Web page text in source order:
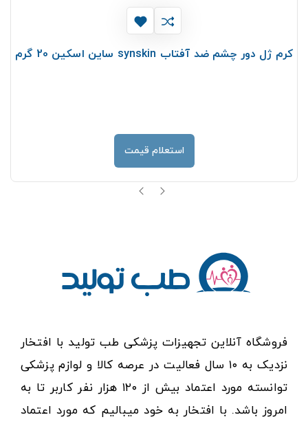
کرم ژل دور چشم ضد آفتاب synskin ساین اسکین 20 گرم
استعلام قیمت
فروشگاه آنلاین تجهیزات پزشکی طب تولید با افتخار
نزدیک به ۱۰ سال فعالیت در عرصه کالا و لوازم پزشکی
توانسته مورد اعتماد بیش از ۱۲۰ هزار نفر کاربر تا به
امروز باشد. با افتخار به خود میبالیم که مورد اعتماد